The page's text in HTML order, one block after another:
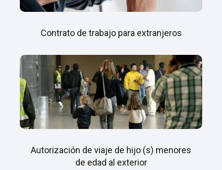
Contrato de trabajo para extranjeros
Autorización de viaje de hijo (s) menores
de edad al exterior